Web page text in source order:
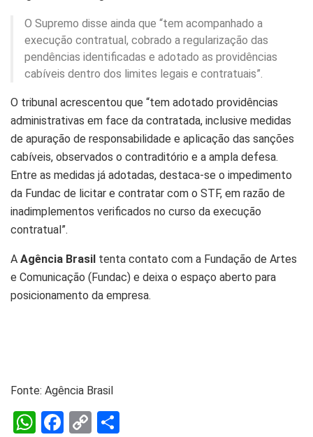
O Supremo disse ainda que “tem acompanhado a
execução contratual, cobrado a regularização das
pendências identificadas e adotado as providências
cabíveis dentro dos limites legais e contratuais”.
O tribunal acrescentou que “tem adotado providências
administrativas em face da contratada, inclusive medidas
de apuração de responsabilidade e aplicação das sanções
cabíveis, observados o contraditório e a ampla defesa.
Entre as medidas já adotadas, destaca-se o impedimento
da Fundac de licitar e contratar com o STF, em razão de
inadimplementos verificados no curso da execução
contratual”.
A Agência Brasil tenta contato com a Fundação de Artes
e Comunicação (Fundac) e deixa o espaço aberto para
posicionamento da empresa.
Fonte: Agência Brasil
W
F
C